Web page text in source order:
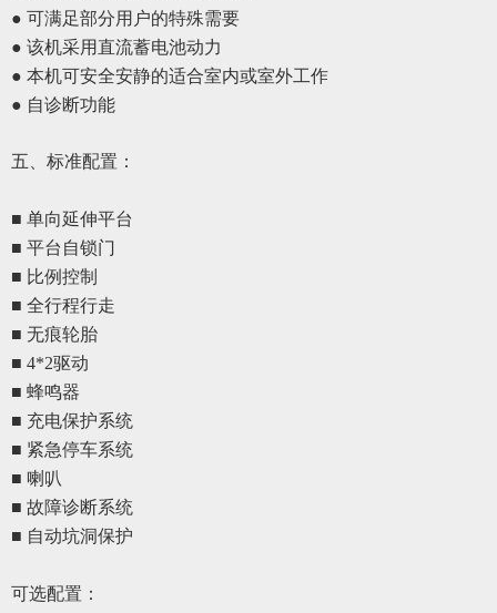
● 可满足部分用户的特殊需要
● 该机采用直流蓄电池动力
● 本机可安全安静的适合室内或室外工作
● 自诊断功能
五、标准配置：
■ 单向延伸平台
■ 平台自锁门
■ 比例控制
■ 全行程行走
■ 无痕轮胎
■ 4*2驱动
■ 蜂鸣器
■ 充电保护系统
■ 紧急停车系统
■ 喇叭
■ 故障诊断系统
■ 自动坑洞保护
可选配置：